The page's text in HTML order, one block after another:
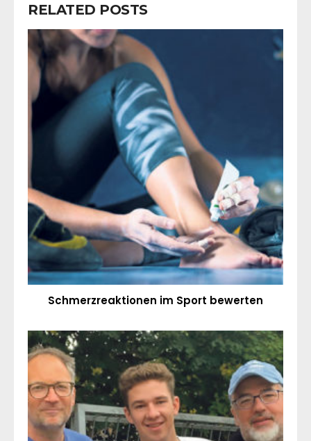
RELATED POSTS
Schmerzreaktionen im Sport bewerten